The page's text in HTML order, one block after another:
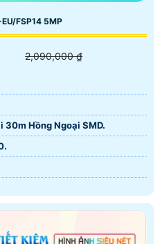
FSP14 5MP
2,090,000 ₫
30m Hồng Ngoại SMD.